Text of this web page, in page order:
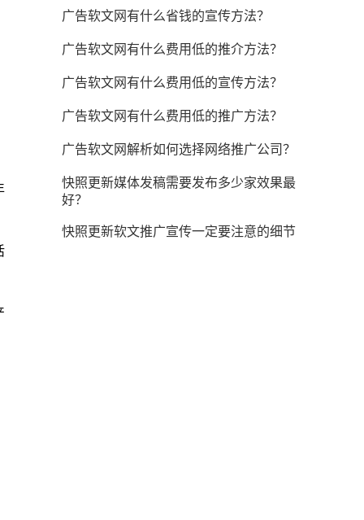
广告软文网有什么省钱的宣传方法？
广告软文网有什么费用低的推介方法？
广告软文网有什么费用低的宣传方法？
广告软文网有什么费用低的推广方法？
广告软文网解析如何选择网络推广公司？
快照更新媒体发稿需要发布多少家效果最
好？
快照更新软文推广宣传一定要注意的细节